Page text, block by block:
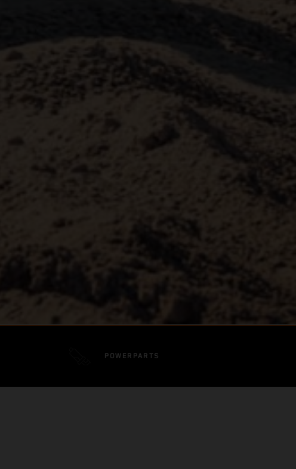
POWERPARTS